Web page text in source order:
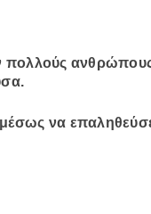
πολλούς ανθρώπους
να